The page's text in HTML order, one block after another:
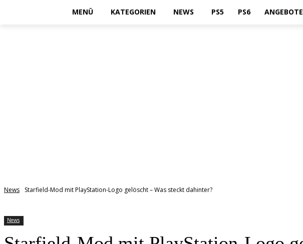
MENÜ KATEGORIEN NEWS PS5 PS6 ANGEBOTE
News Starfield-Mod mit PlayStation-Logo gelöscht – Was steckt dahinter?
News